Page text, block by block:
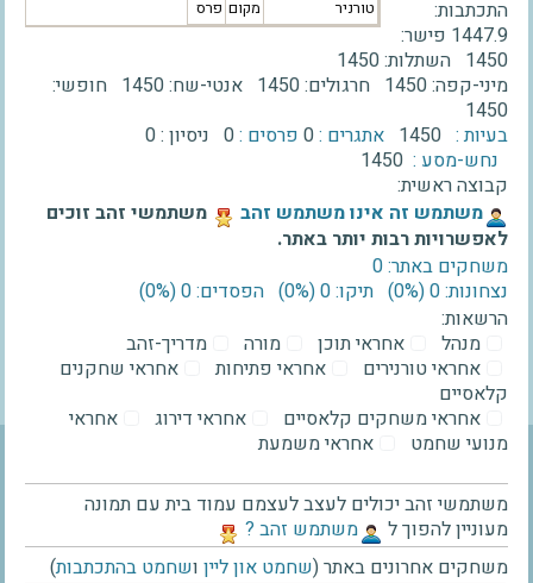
טורניר מקום פרס
התכתבות:
1447.9 פישר:
1450 השתלות:1450
מיני-קפה:1450 חרגולים:1450 אנטי-שח:1450 חופשי:
1450
בעיות : 1450 אתגרים :0 פרסים :0 ניסיון :0
נחש-מסע : 1450
קבוצה ראשית:
‫משתמש זה אינו משתמש זהב‬
משתמשי זהב זוכים
לאפשרויות רבות יותר באתר.
משחקים באתר: 0
נצחונות: 0 ‫(0%)‬
תיקו: 0 ‫(0%)‬
הפסדים: 0 ‫(0%)‬
הרשאות:
מנהל
אחראי תוכן מורה
מדריך-זהב
אחראי טורנירים
אחראי פתיחות
אחראי שחקנים
קלאסיים
אחראי משחקים קלאסיים
אחראי דירוג
אחראי
מנועי שחמט
אחראי משמעת
משתמשי זהב יכולים לעצב לעצמם עמוד בית עם תמונה
מעוניין להפוך ל
‫משתמש זהב ?‬
משחקים אחרונים באתר (שחמט און ליין ושחמט בהתכתבות)